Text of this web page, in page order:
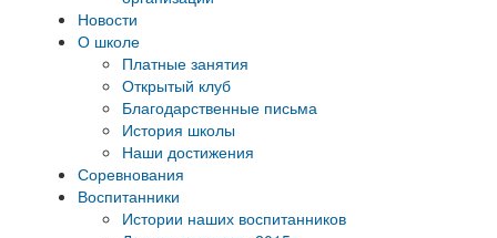
Новости
О школе
Платные занятия
Открытый клуб
Благодарственные письма
История школы
Наши достижения
Соревнования
Воспитанники
Истории наших воспитанников